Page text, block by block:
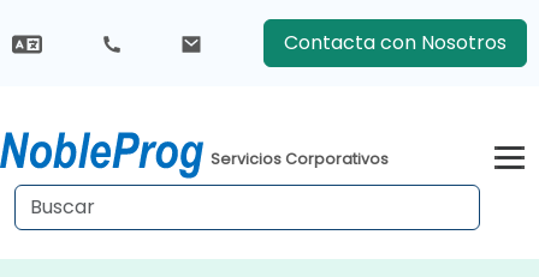
Contacta con Nosotros
Servicios Corporativos